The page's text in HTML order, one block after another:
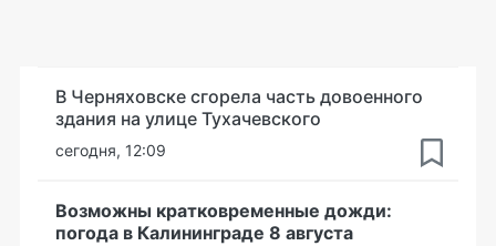
В Черняховске сгорела часть довоенного
здания на улице Тухачевского
сегодня, 12:09
Возможны кратковременные дожди:
погода в Калининграде 8 августа